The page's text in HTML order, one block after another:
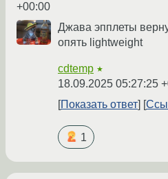
+00:00
Джава эпплеты
опять lightweight
cdtemp ★
18.09.2025 05:27:25
Показать ответ
1